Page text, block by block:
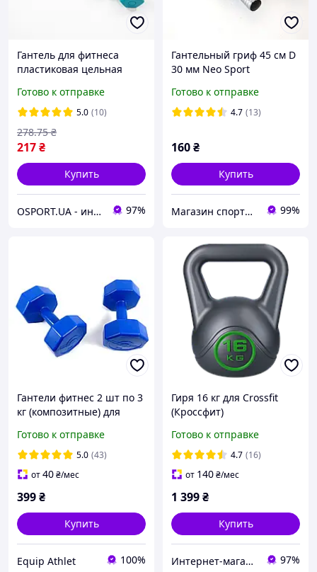
Гантель для фитнеса
пластиковая цельная
Lite 3 кг (OF-0117)
Готово к отправке
5.0 (10)
217₴
278.75 ₴
Купить
OSPORT.UA - интернет магазин спортивных товаров 97%
Гантельный гриф 45 см D
30 мм Neo Sport
Готово к отправке
4.7 (13)
160₴
Купить
Магазин спортивных товаров "PLANETSPORT" 99%
Гантели фитнес 2 шт по 3
кг (композитные) для
Готово к отправке
5.0 (43)
от40₴/мес
399₴
Купить
Equip Athlet 100%
Гиря 16 кг для Crossfit
(Кроссфит)
Готово к отправке
4.7 (16)
от 140₴/мес
1 399₴
Купить
Интернет-магазин "TRENAZHERY" 97%